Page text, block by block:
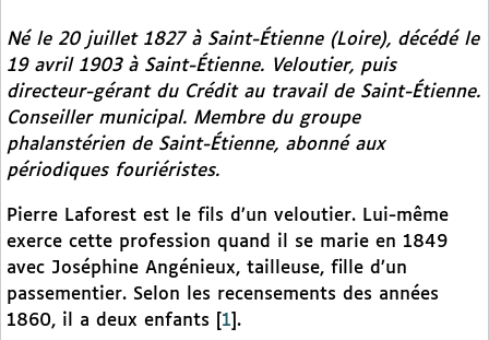
Né le 20 juillet 1827 à Saint-Étienne (Loire), décédé le
19 avril 1903 à Saint-Étienne. Veloutier, puis
directeur-gérant du Crédit au travail de Saint-Étienne.
Conseiller municipal. Membre du groupe
phalanstérien de Saint-Étienne, abonné aux
périodiques fouriéristes.
Pierre Laforest est le fils d’un veloutier. Lui-même
exerce cette profession quand il se marie en 1849
avec Joséphine Angénieux, tailleuse, fille d’un
passementier. Selon les recensements des années
1860, il a deux enfants
1 .